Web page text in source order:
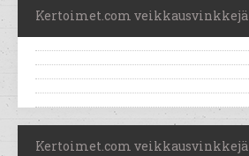
Kertoimet.com veikkausvinkkejä
Kertoimet.com veikkausvinkkejä